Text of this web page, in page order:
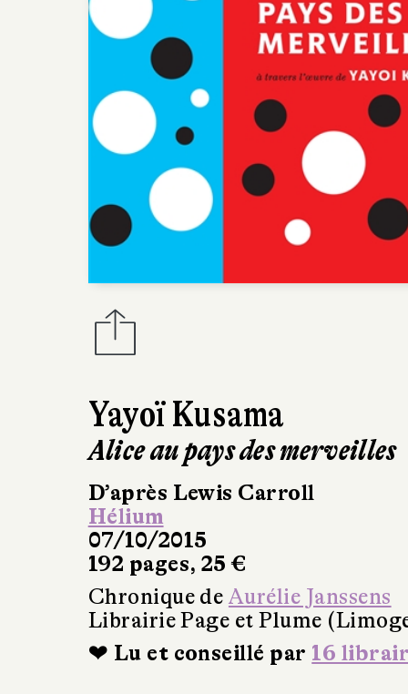
Yayoï Kusama
Alice au pays des merveilles
D’après Lewis Carroll
Hélium
07/10/2015
192 pages, 25 €
Chronique de Aurélie Janssens
Librairie Page et Plume
❤ Lu et conseillé par 16